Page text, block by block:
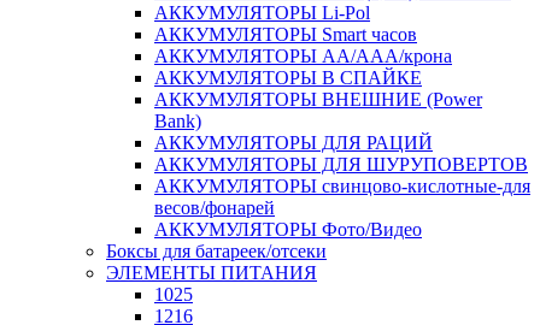
АККУМУЛЯТОРЫ Li-Pol
АККУМУЛЯТОРЫ Smart часов
АККУМУЛЯТОРЫ АА/ААА/крона
АККУМУЛЯТОРЫ В СПАЙКЕ
АККУМУЛЯТОРЫ ВНЕШНИЕ (Power
Bank)
АККУМУЛЯТОРЫ ДЛЯ РАЦИЙ
АККУМУЛЯТОРЫ ДЛЯ ШУРУПОВЕРТОВ
АККУМУЛЯТОРЫ свинцово-кислотные-для
весов/фонарей
АККУМУЛЯТОРЫ Фото/Видео
Боксы для батареек/отсеки
ЭЛЕМЕНТЫ ПИТАНИЯ
1025
1216